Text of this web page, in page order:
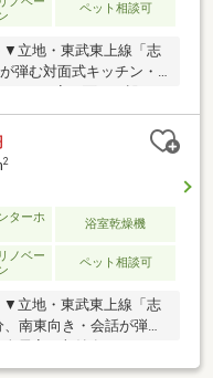
ペット相談可
▼立地・東武東上線「志
弾む対面式キッチン・
ーに3室が面する設
ポーチ有・ペット飼育
ク・防犯カメラ▼2026
換】キッチン、UB、洗
ローリング、CF 等
付 他▼周辺環境・
ご希望の住まい探し
・・物件の詳細・ご相
さい。
2
ターホ
浴室乾燥機
ノベー
ペット相談可
▼立地・東武東上線「志
南東向き・会話が弾む
居室に収納有・テラス
ペット飼育可(細則